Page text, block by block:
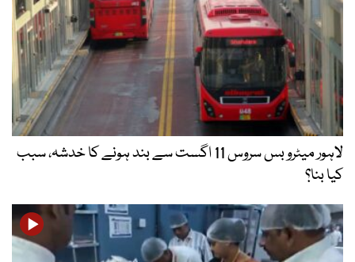
لاہور میٹرو بس سروس 11 اگست سے بند ہونے کا خدشہ، سبب
کیا بنا؟